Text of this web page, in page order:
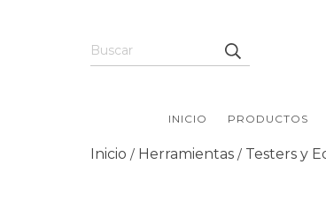
INICIO PRODUCTOS
Inicio / Herramientas / Testers y